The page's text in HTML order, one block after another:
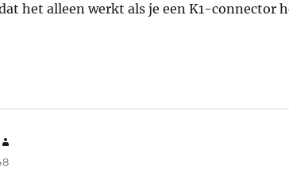
het alleen werkt als je een K1-connector